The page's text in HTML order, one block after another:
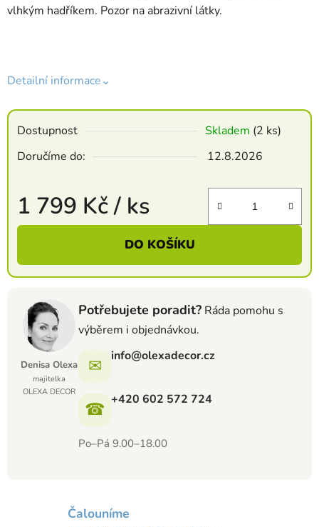
vlhkým hadříkem. Pozor na abrazivní látky.
Detailní informace⌄
Dostupnost Skladem (2 ks)
Doručíme do:
12.8.2026
1 799 Kč/ ks
Měrná cena:
DO KOŠÍKU
Denisa Olexa
majitelka
OLEXA DECOR
Potřebujete poradit? Ráda pomohu s
výběrem i objednávkou.
✉ info@olexadecor.cz
☎ +420 602 572 724
Po–Pá 9.00–18.00
Čalouníme